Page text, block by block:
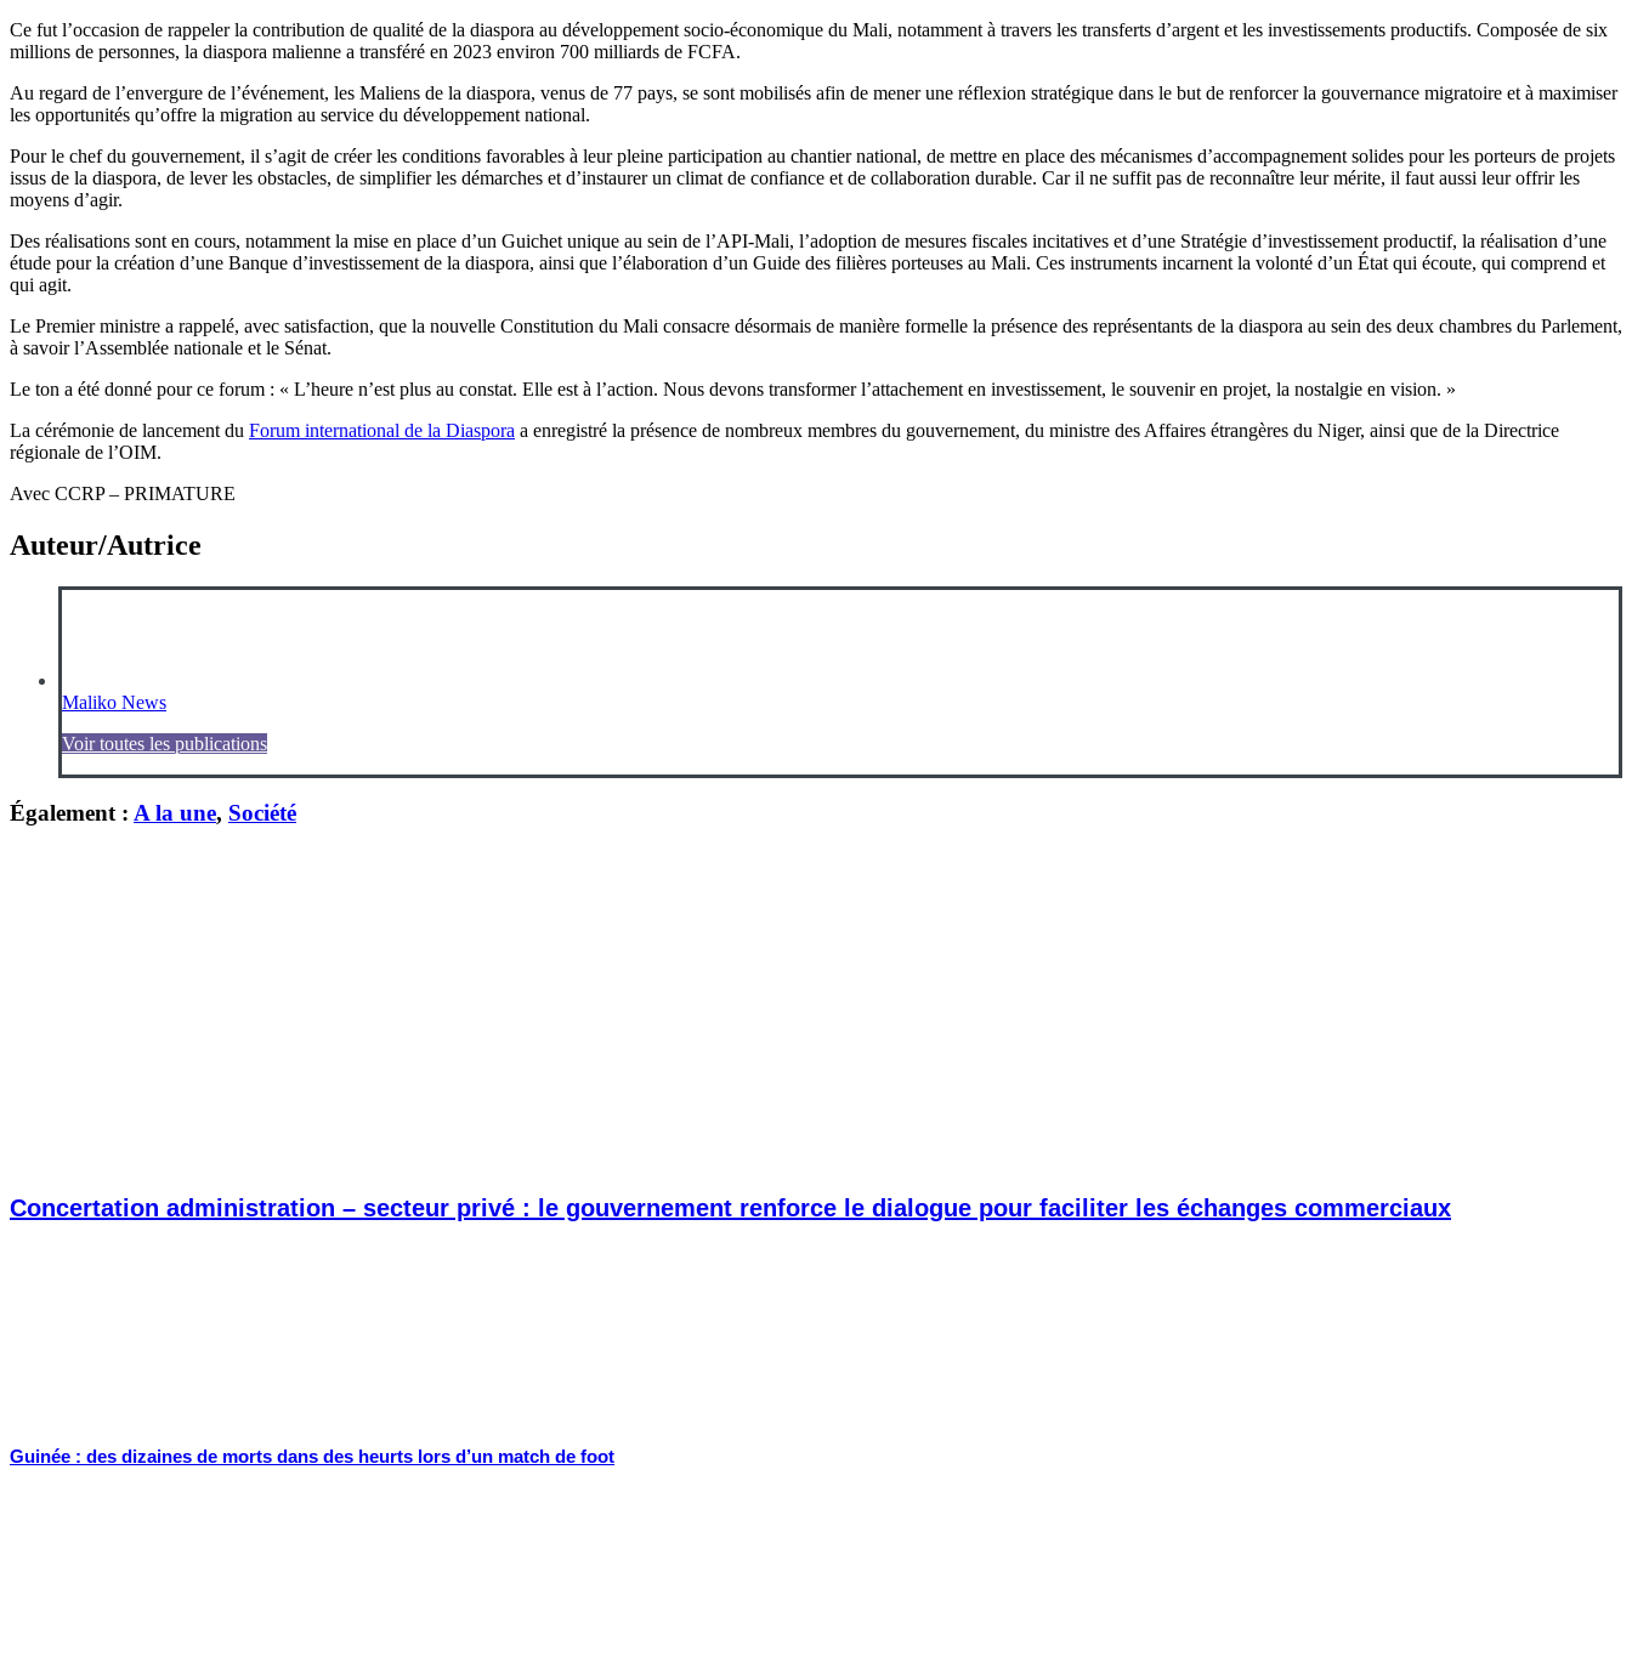
Ce fut l’occasion de rappeler la contribution de qualité de la diaspora au développement socio-économique du Mali, notamment à travers les transferts d’argent et les investissements productifs. Composée de six
millions de personnes, la diaspora malienne a transféré en 2023 environ 700 milliards de FCFA.
Au regard de l’envergure de l’événement, les Maliens de la diaspora, venus de 77 pays, se sont mobilisés afin de mener une réflexion stratégique dans le but de renforcer la gouvernance migratoire et à maximiser
les opportunités qu’offre la migration au service du développement national.
Pour le chef du gouvernement, il s’agit de créer les conditions favorables à leur pleine participation au chantier national, de mettre en place des mécanismes d’accompagnement solides pour les porteurs de projets
issus de la diaspora, de lever les obstacles, de simplifier les démarches et d’instaurer un climat de confiance et de collaboration durable. Car il ne suffit pas de reconnaître leur mérite, il faut aussi leur offrir les
moyens d’agir.
Des réalisations sont en cours, notamment la mise en place d’un Guichet unique au sein de l’API-Mali, l’adoption de mesures fiscales incitatives et d’une Stratégie d’investissement productif, la réalisation d’une
étude pour la création d’une Banque d’investissement de la diaspora, ainsi que l’élaboration d’un Guide des filières porteuses au Mali. Ces instruments incarnent la volonté d’un État qui écoute, qui comprend et
qui agit.
Le Premier ministre a rappelé, avec satisfaction, que la nouvelle Constitution du Mali consacre désormais de manière formelle la présence des représentants de la diaspora au sein des deux chambres du Parlement,
à savoir l’Assemblée nationale et le Sénat.
Le ton a été donné pour ce forum : « L’heure n’est plus au constat. Elle est à l’action. Nous devons transformer l’attachement en investissement, le souvenir en projet, la nostalgie en vision. »
La cérémonie de lancement du Forum international de la Diaspora a enregistré la présence de nombreux membres du gouvernement, du ministre des Affaires étrangères du Niger, ainsi que de la Directrice
régionale de l’OIM.
Avec CCRP – PRIMATURE
Auteur/Autrice
Maliko News
Voir toutes les publications
Également : A la une, Société
Concertation administration – secteur privé : le gouvernement renforce le dialogue pour faciliter les échanges commerciaux
Guinée : des dizaines de morts dans des heurts lors d’un match de foot